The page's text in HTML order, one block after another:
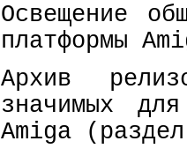
Освещение
платформы
Архив
значимых
Amiga